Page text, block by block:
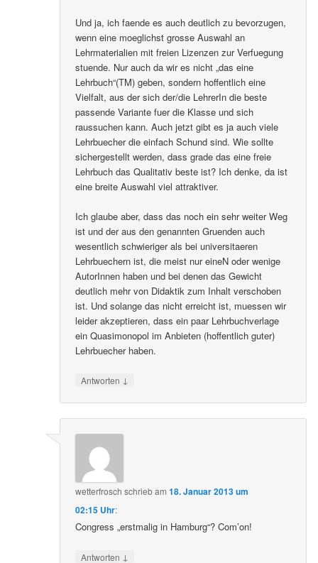
Und ja, ich faende es auch deutlich zu bevorzugen,
wenn eine moeglichst grosse Auswahl an
Lehrmaterialien mit freien Lizenzen zur Verfuegung
stuende. Nur auch da wir es nicht „das eine
Lehrbuch“(TM) geben, sondern hoffentlich eine
Vielfalt, aus der sich der/die LehrerIn die beste
passende Variante fuer die Klasse und sich
raussuchen kann. Auch jetzt gibt es ja auch viele
Lehrbuecher die einfach Schund sind. Wie sollte
sichergestellt werden, dass grade das eine freie
Lehrbuch das Qualitativ beste ist? Ich denke, da ist
eine breite Auswahl viel attraktiver.
Ich glaube aber, dass das noch ein sehr weiter Weg
ist und der aus den genannten Gruenden auch
wesentlich schwieriger als bei universitaeren
Lehrbuechern ist, die meist nur eineN oder wenige
AutorInnen haben und bei denen das Gewicht
deutlich mehr von Didaktik zum Inhalt verschoben
ist. Und solange das nicht erreicht ist, muessen wir
leider akzeptieren, dass ein paar Lehrbuchverlage
ein Quasimonopol im Anbieten (hoffentlich guter)
Lehrbuecher haben.
Antworten ↓
wetterfrosch schriebam18. Januar 2013 um
02:15 Uhr:
Congress „erstmalig in Hamburg“? Com’on!
Antworten ↓